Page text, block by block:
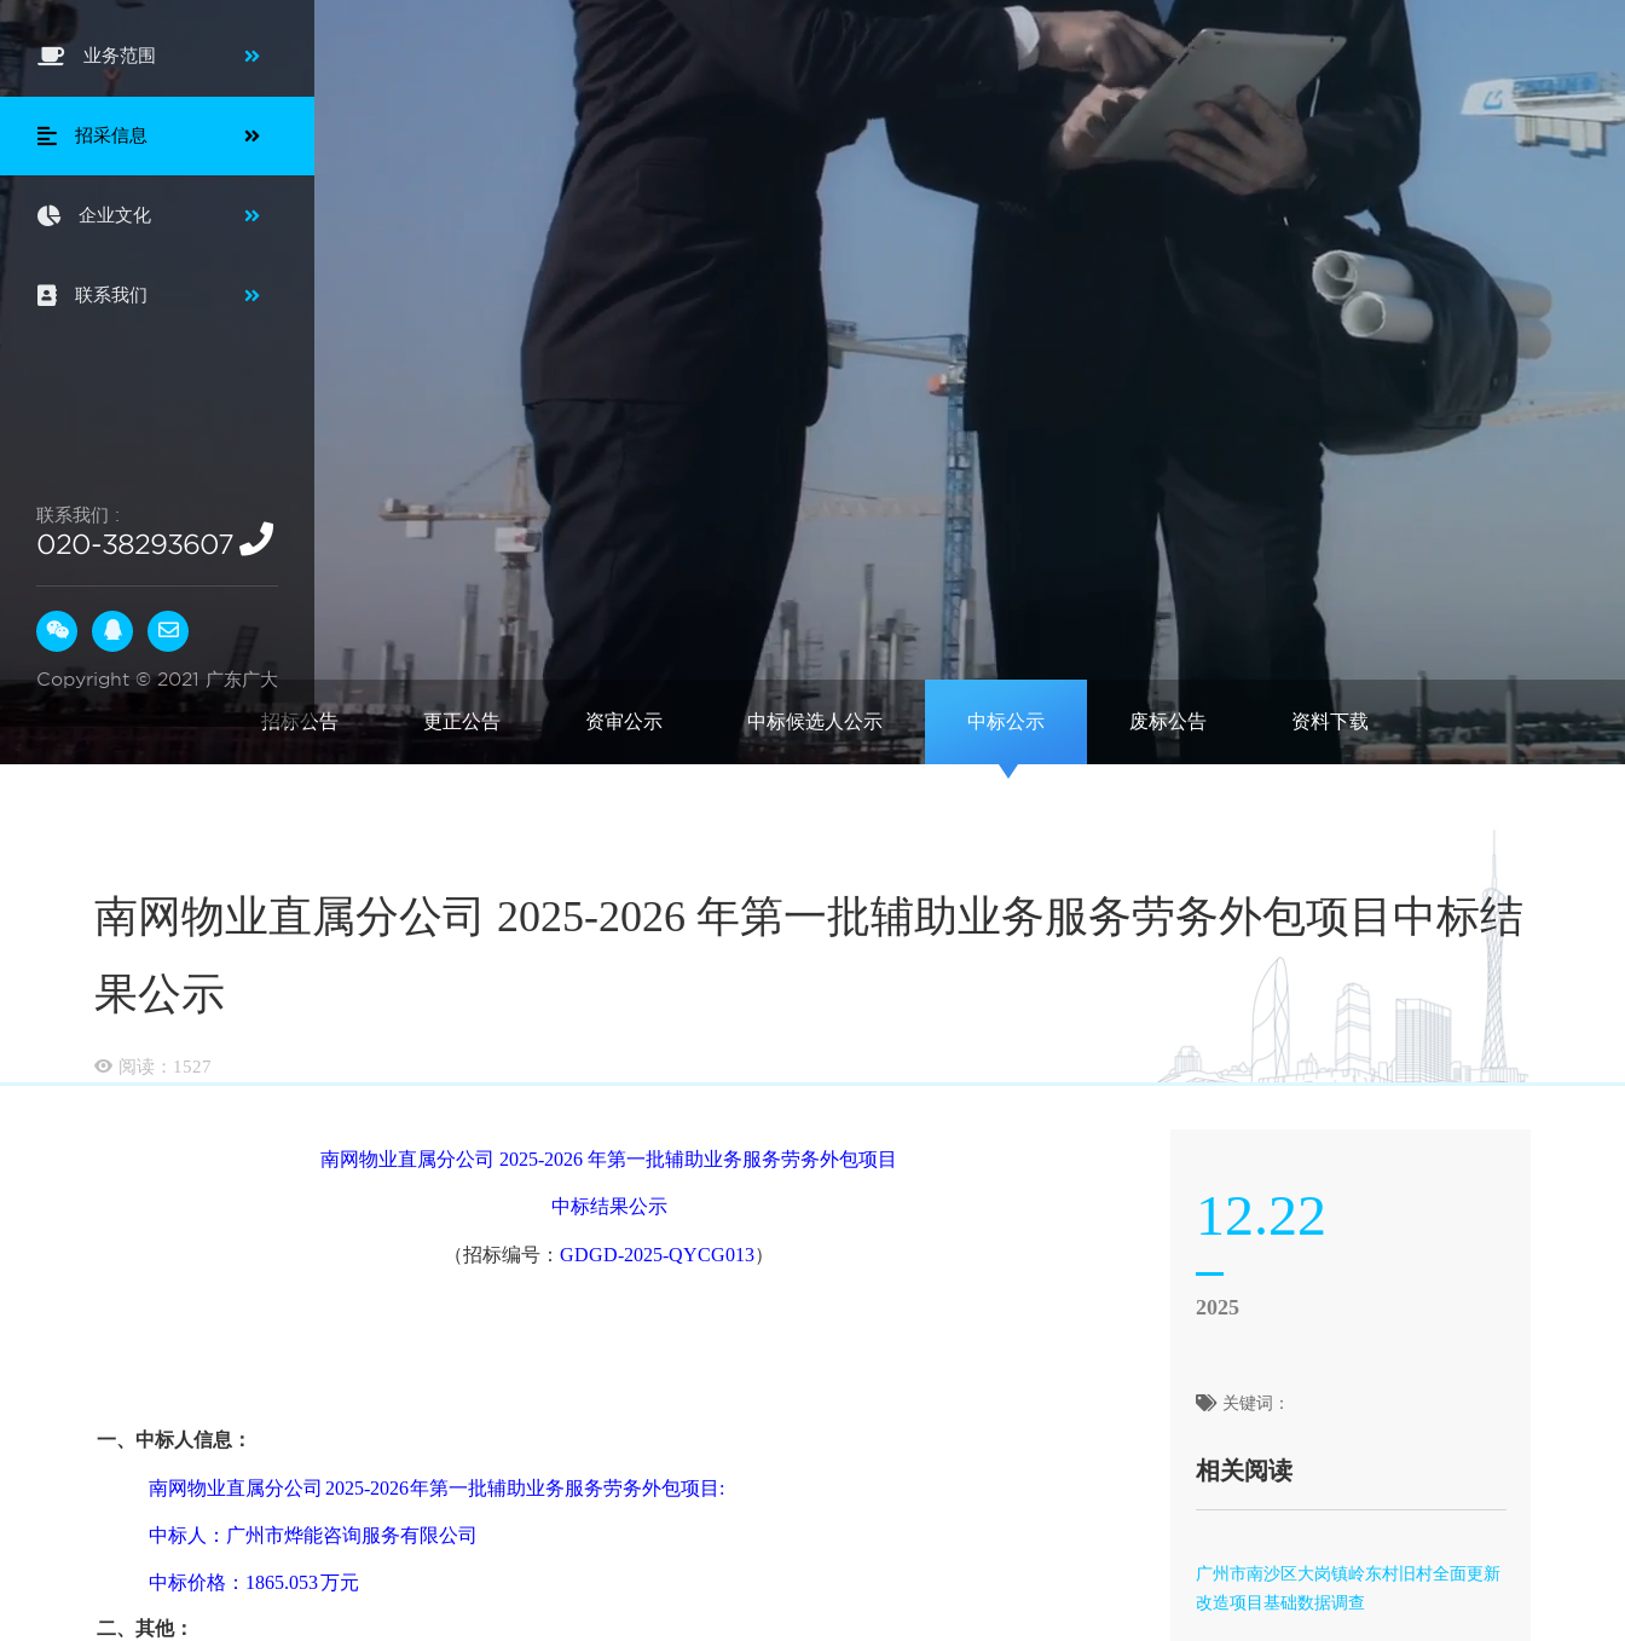
业务范围
招采信息
企业文化
联系我们
联系我们 :
020-38293607
Copyright © 2021 广东广大
招标公告 更正公告 资审公示 中标候选人公示 中标公示 废标公告 资料下载
南网物业直属分公司 2025-2026 年第一批辅助业务服务劳务外包项目中标结
果公示
阅读： 1527
南网物业直属分公司 2025-2026 年第一批辅助业务服务劳务外包项目
中标结果公示
（招标编号：GDGD-2025-QYCG013）
一、中标人信息：
南网物业直属分公司 2025-2026年第一批辅助业务服务劳务外包项目 :
中标人：广州市烨能咨询服务有限公司
中标价格： 1865.053 万元
二、其他：
12.22
2025
关键词：
相关阅读
广州市南沙区大岗镇岭东村旧村全面更新
改造项目基础数据调查